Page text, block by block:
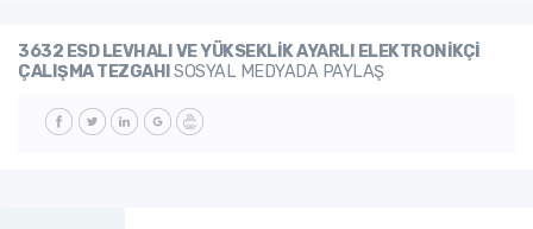
3632 ESD LEVHALI VE YÜKSEKLİK AYARLI ELEKTRONİKÇİ
ÇALIŞMA TEZGAHI SOSYAL MEDYADA PAYLAŞ